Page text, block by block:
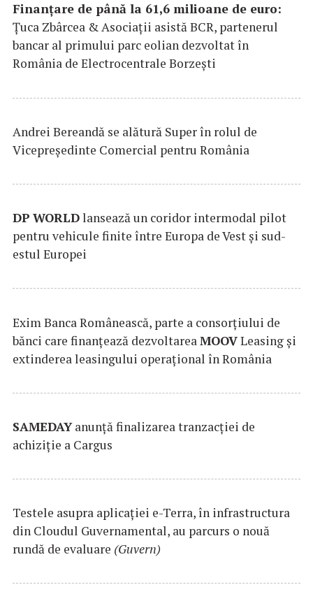
Finanțare de până la 61,6 milioane de euro:
Țuca Zbârcea & Asociații asistă BCR, partenerul
bancar al primului parc eolian dezvoltat în
România de Electrocentrale Borzești
Andrei Bereandă se alătură Super în rolul de
Vicepreședinte Comercial pentru România
DP WORLDlansează un coridor intermodal pilot
pentru vehicule finite între Europa de Vest și sud-
estul Europei
Exim Banca Românească, parte a consorțiului de
bănci care finanțează dezvoltarea MOOVLeasing și
extinderea leasingului operațional în România
SAMEDAYanunță finalizarea tranzacției de
achiziție a Cargus
Testele asupra aplicaţiei e-Terra, în infrastructura
din Cloudul Guvernamental, au parcurs o nouă
rundă de evaluare (Guvern)